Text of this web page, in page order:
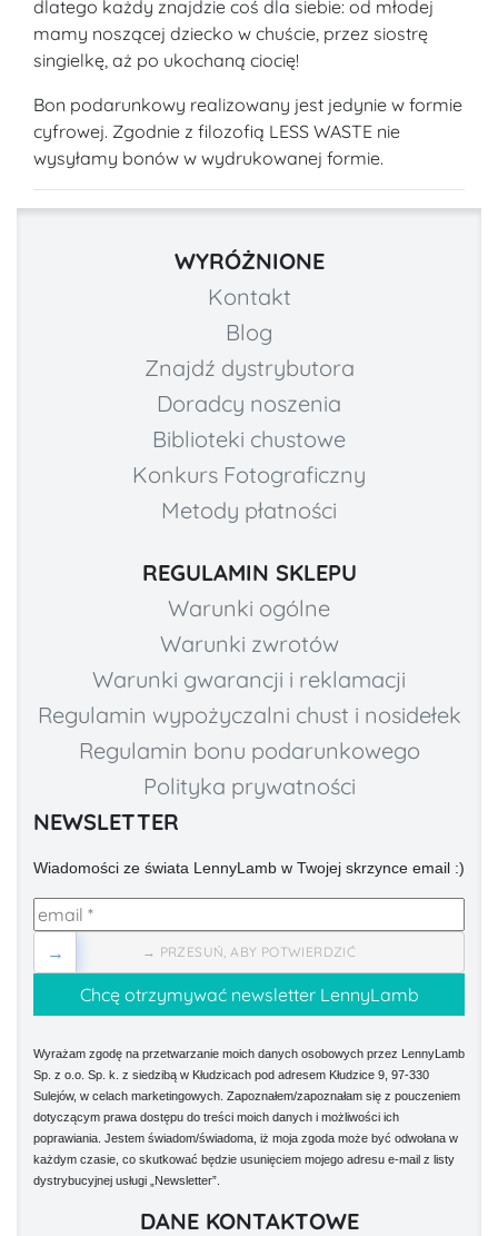
dlatego każdy znajdzie coś dla siebie: od młodej
mamy noszącej dziecko w chuście, przez siostrę
singielkę, aż po ukochaną ciocię!
Bon podarunkowy realizowany jest jedynie w formie
cyfrowej. Zgodnie z filozofią LESS WASTE nie
wysyłamy bonów w wydrukowanej formie.
WYRÓŻNIONE
Kontakt
Blog
Znajdź dystrybutora
Doradcy noszenia
Biblioteki chustowe
Konkurs Fotograficzny
Metody płatności
REGULAMIN SKLEPU
Warunki ogólne
Warunki zwrotów
Warunki gwarancji i reklamacji
Regulamin wypożyczalni chust i nosidełek
Regulamin bonu podarunkowego
Polityka prywatności
NEWSLETTER
Wiadomości ze świata LennyLamb w Twojej skrzynce email :)
→ PRZESUŃ, ABY POTWIERDZIĆ
→
Wyrażam zgodę na przetwarzanie moich danych osobowych przez LennyLamb
Sp. z o.o. Sp. k. z siedzibą w Kłudzicach pod adresem Kłudzice 9, 97-330
Sulejów, w celach marketingowych. Zapoznałem/zapoznałam się z pouczeniem
dotyczącym prawa dostępu do treści moich danych i możliwości ich
poprawiania. Jestem świadom/świadoma, iż moja zgoda może być odwołana w
każdym czasie, co skutkować będzie usunięciem mojego adresu e-mail z listy
dystrybucyjnej usługi „Newsletter”.
DANE KONTAKTOWE